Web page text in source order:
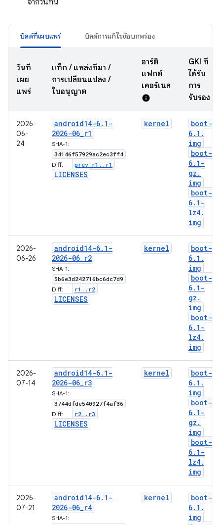
จากวันที่นี้
บิลด์ที่เผยแพร่ บิลด์การแก้ไขข้อบกพร่อง
วันที่
เผย
แพร่
แท็ก / แหล่งที่มา /
การเปลี่ยนแปลง /
ใบอนุญาต
อาร์ติ
แฟกต์
เคอร์เนล
info
GKI ที่
ได้รับ
การ
รับรอง
2026-
06-
24
android14-6. 1-
2026-06_r1
SHA-1:
34146f57929ac2ec3ff4
Diff: prev r1 . . r1
LICENSES
kernel
boot-
6. 1 .
img
boot-
6. 1-
gz .
img
boot-
6. 1-
lz4.
img
2026-
06-26
android14-6. 1-
2026-06_r2
SHA-1:
5b6e3d242716bc6dc7d9
Diff: r1 . . r2
LICENSES
kernel
boot-
6. 1 .
img
boot-
6. 1-
gz .
img
boot-
6. 1-
lz4.
img
2026-
07-14
android14-6. 1-
2026-06_r3
SHA-1:
3744dfde540927f4af36
Diff: r2. . r3
LICENSES
kernel
boot-
6. 1 .
img
boot-
6. 1-
gz .
img
boot-
6. 1-
lz4.
img
2026-
07-21
android14-6. 1-
2026-06_r4
SHA-1:
kernel
boot-
6. 1 .
img